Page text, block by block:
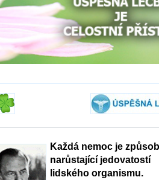
Každá nemoc je
narůstající jedovatostí
lidského organismu.